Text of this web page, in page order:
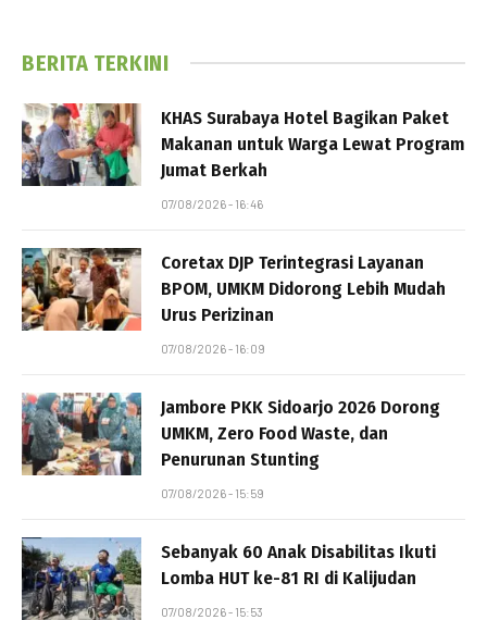
BERITA TERKINI
KHAS Surabaya Hotel Bagikan Paket
Makanan untuk Warga Lewat Program
Jumat Berkah
07/08/2026 - 16:46
Coretax DJP Terintegrasi Layanan
BPOM, UMKM Didorong Lebih Mudah
Urus Perizinan
07/08/2026 - 16:09
Jambore PKK Sidoarjo 2026 Dorong
UMKM, Zero Food Waste, dan
Penurunan Stunting
07/08/2026 - 15:59
Sebanyak 60 Anak Disabilitas Ikuti
Lomba HUT ke-81 RI di Kalijudan
07/08/2026 - 15:53